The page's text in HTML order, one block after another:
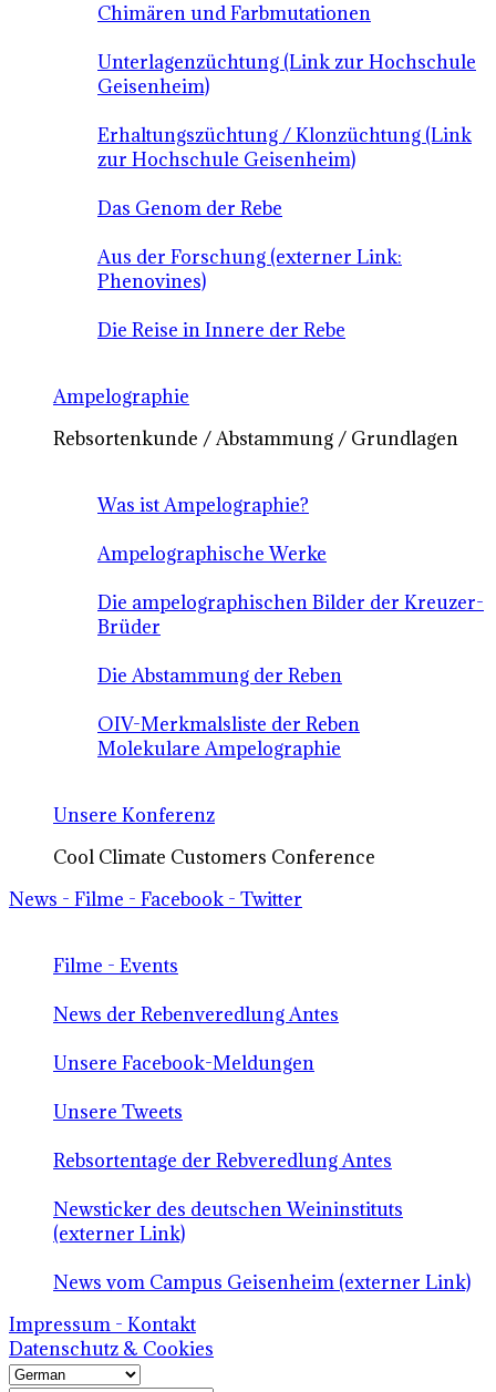
Chimären und Farbmutationen
Unterlagenzüchtung (Link zur Hochschule
Geisenheim)
Erhaltungszüchtung / Klonzüchtung (Link
zur Hochschule Geisenheim)
Das Genom der Rebe
Aus der Forschung (externer Link:
Phenovines)
Die Reise in Innere der Rebe
Ampelographie
Rebsortenkunde / Abstammung / Grundlagen
Was ist Ampelographie?
Ampelographische Werke
Die ampelographischen Bilder der Kreuzer-
Brüder
Die Abstammung der Reben
OIV-Merkmalsliste der Reben
Molekulare Ampelographie
Unsere Konferenz
Cool Climate Customers Conference
News - Filme - Facebook - Twitter
Filme - Events
News der Rebenveredlung Antes
Unsere Facebook-Meldungen
Unsere Tweets
Rebsortentage der Rebveredlung Antes
Newsticker des deutschen Weininstituts
(externer Link)
News vom Campus Geisenheim (externer Link)
Impressum - Kontakt
Datenschutz & Cookies